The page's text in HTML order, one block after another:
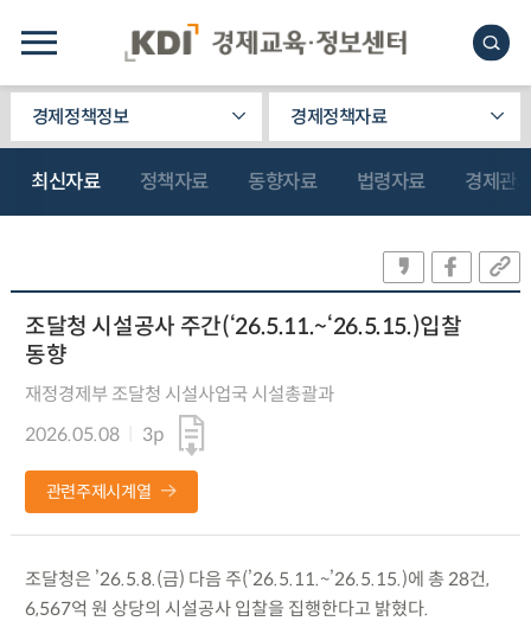
경제정책정보 경제정책자료
최신자료 정책자료 동향자료 법령자료 경제관
조달청 시설공사 주간(‘26.5.11.~‘26.5.15.)입찰
동향
재정경제부 조달청 시설사업국 시설총괄과
2026.05.08
3p
관련주제시계열
조달청은 ’26.5.8.(금) 다음 주(’26.5.11.~’26.5.15.)에 총 28건,
6,567억 원 상당의 시설공사 입찰을 집행한다고 밝혔다.